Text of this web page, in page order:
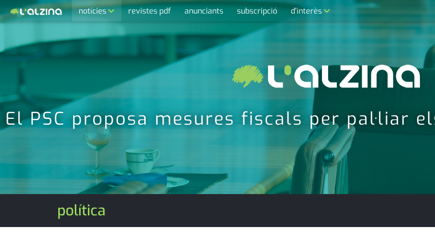
notícies
últimes notícies
cultura
empresa
entrevista
esports
medi ambient
opinió
revistes pdf anunciants subscripció d'interès
telèfons
calendari
El PSC proposa mesures fiscals per pal·liar
política